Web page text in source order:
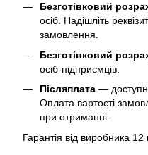
Безготівковий
осіб. Надішліть
замовлення.
Безготівковий
осіб-підприємців.
Післяплата —
Оплата вартості
при отриманні.
Гарантія від виробника 12